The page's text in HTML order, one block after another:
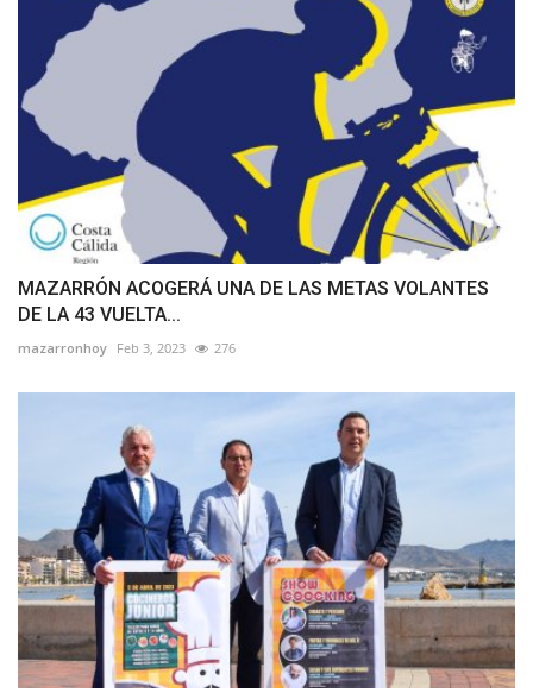
MAZARRÓN ACOGERÁ UNA DE LAS METAS VOLANTES
DE LA 43 VUELTA...
mazarronhoy Feb 3, 2023 276